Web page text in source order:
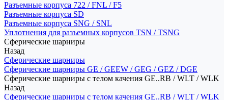
Разъемные корпуса 722 / FNL / F5
Разъемные корпуса SD
Разъемные корпуса SNG / SNL
Уплотнения для разъемных корпусов TSN / TSNG
Сферические шарниры
Назад
Сферические шарниры
Сферические шарниры GE / GEEW / GEG / GEZ / DGE
Сферические шарниры с телом качения GE..RB / WLT / WLK
Назад
Сферические шарниры с телом качения GE..RB / WLT / WLK